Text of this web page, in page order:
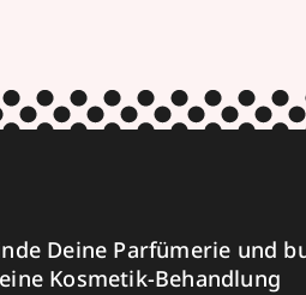
Deine Parfümerie und
Kosmetik-Behandlung